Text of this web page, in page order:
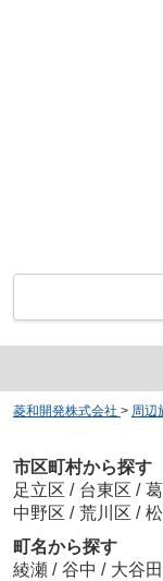
菱和開発株式会社 > 周辺
市区町村から探す
足立区 / 台東区 /
中野区 / 荒川区 /
町名から探す
綾瀬 / 谷中 / 大谷田